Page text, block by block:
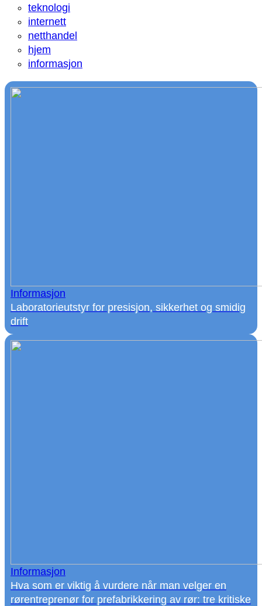
teknologi
internett
netthandel
hjem
informasjon
Informasjon
Laboratorieutstyr for presisjon, sikkerhet og smidig
drift
Informasjon
Hva som er viktig å vurdere når man velger en
rørentreprenør for prefabrikkering av rør: tre kritiske